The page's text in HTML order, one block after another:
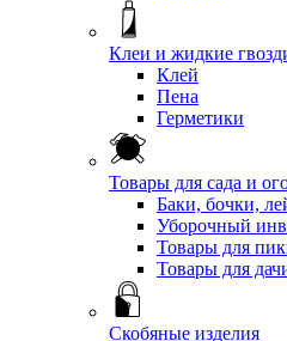
Клеи и жидкие
Клей
Пена
Герметики
Товары для сада и
Баки, бочки,
Уборочный
Товары для
Товары для
Скобяные изделия